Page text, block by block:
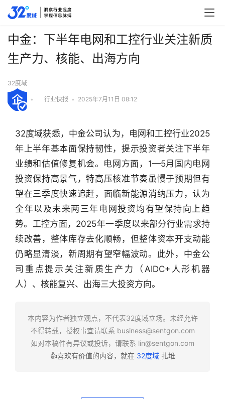
行
业
快
中金：下半年电网和工控行业关注新质
生产力、核能、出海方向
32度域
• 行业快报 • 2025年7月11日 08:12
32度域获悉，中金公司认为，电网和工控行业2025
年上半年基本面保持韧性，提示投资者关注下半年
业绩和估值修复机会。电网方面，1—5月国内电网
投资保持高景气，特高压核准节奏虽慢于预期但有
望在三季度快速追赶，面临新能源消纳压力，认为
全年以及未来两三年电网投资均有望保持向上趋
势。工控方面，2025年一季度以来部分行业需求持
续改善，整体库存去化顺畅，但整体资本开支动能
仍略显清淡，新周期有望窄幅波动。此外，中金公
司重点提示关注新质生产力（AIDC+人形机器
人）、核能复兴、出海三大投资方向。
本内容为作者独立观点，不代表32度域立场。未经允许
不得转载，授权事宜请联系 business@sentgon.com
如对本稿件有异议或投诉，请联系 lin@sentgon.com
👍喜欢有价值的内容，就在 32度域扎堆